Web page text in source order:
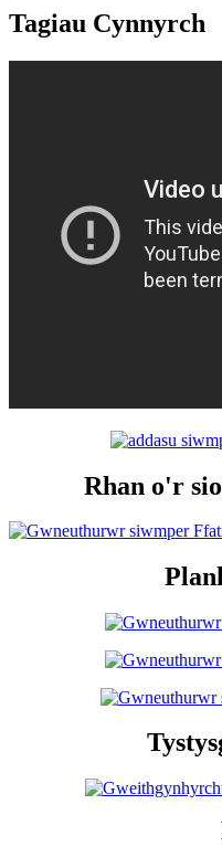
Tagiau Cynnyrch
Rhan o'r